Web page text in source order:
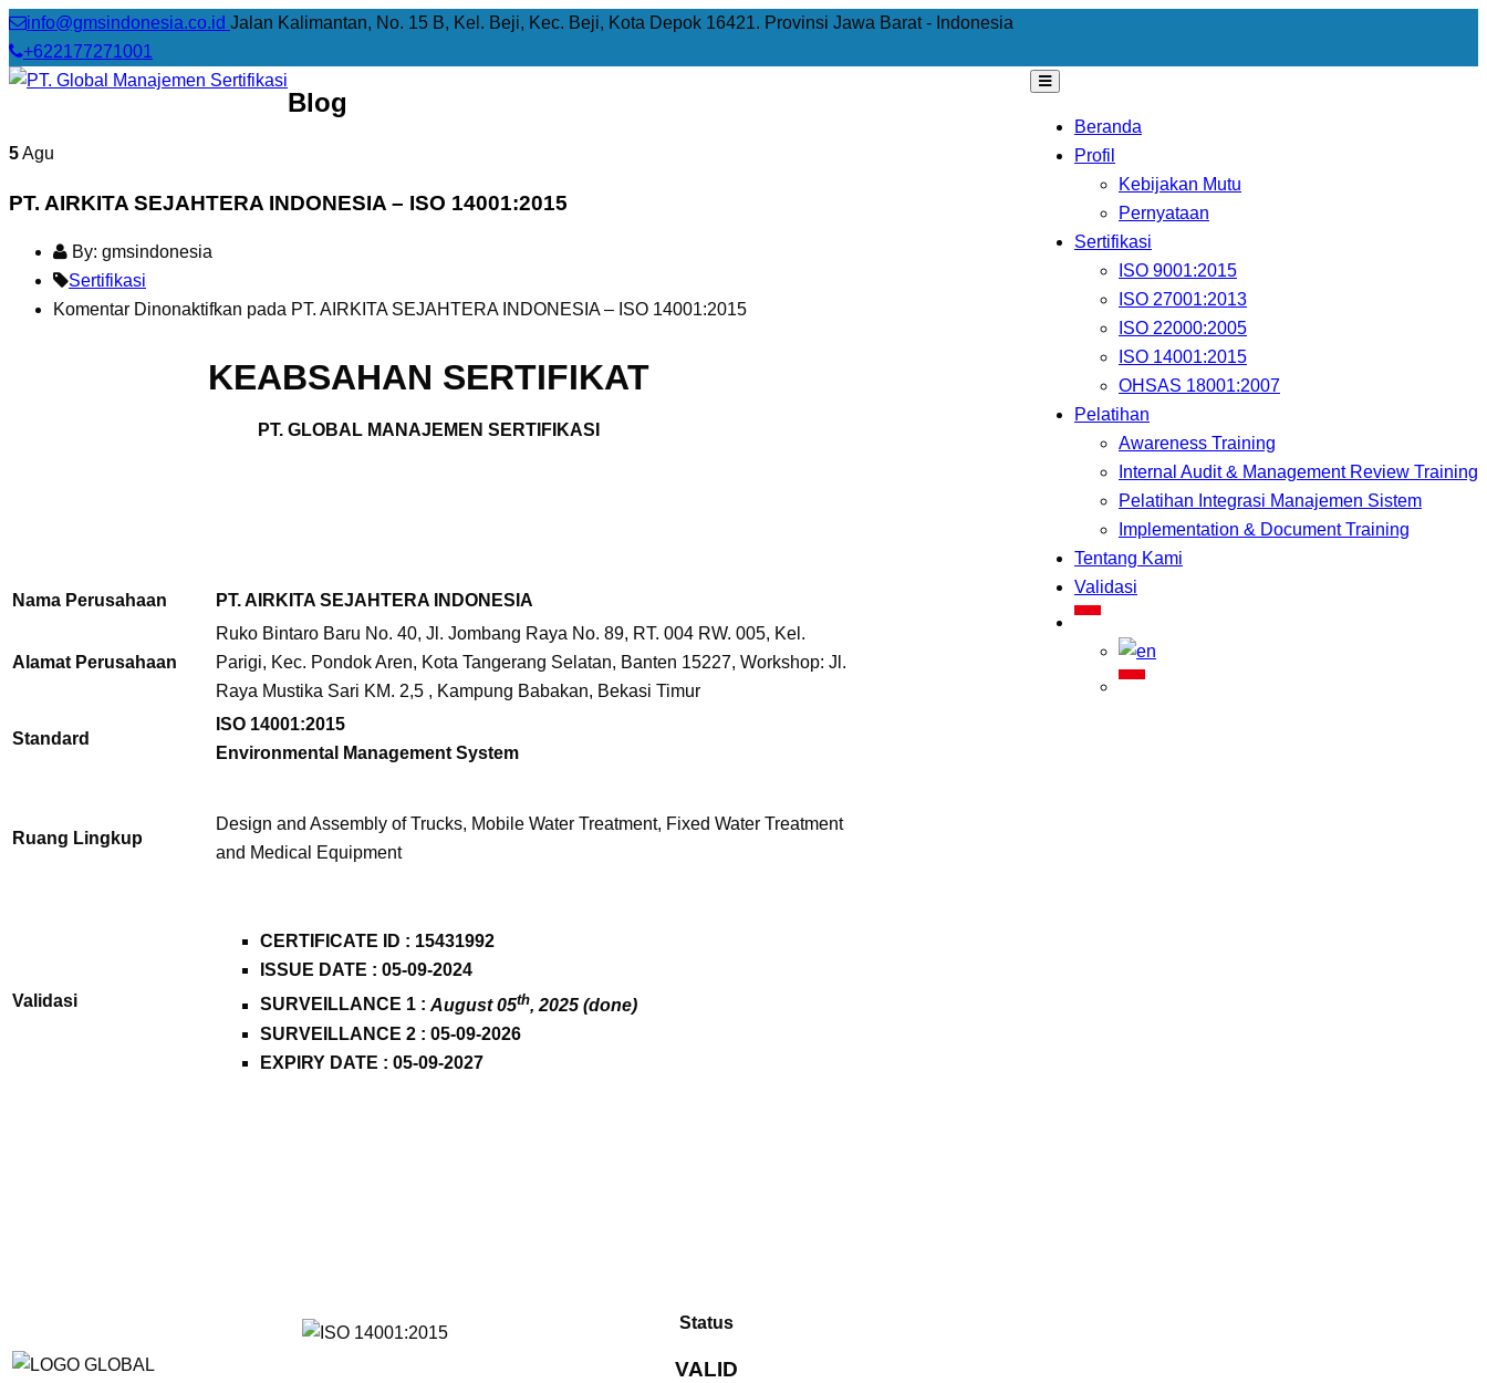
info@gmsindonesia.co.id Jalan Kalimantan, No. 15 B, Kel. Beji, Kec. Beji, Kota Depok 16421. Provinsi Jawa Barat - Indonesia
+622177271001
Beranda
Profil
Kebijakan Mutu
Pernyataan
Sertifikasi
ISO 9001:2015
ISO 27001:2013
ISO 22000:2005
ISO 14001:2015
OHSAS 18001:2007
Pelatihan
Awareness Training
Internal Audit & Management Review Training
Pelatihan Integrasi Manajemen Sistem
Implementation & Document Training
Tentang Kami
Validasi
Blog
5Agu
PT. AIRKITA SEJAHTERA INDONESIA – ISO 14001:2015
By: gmsindonesia
Sertifikasi
Komentar Dinonaktifkan pada PT. AIRKITA SEJAHTERA INDONESIA – ISO 14001:2015
KEABSAHAN SERTIFIKAT
PT. GLOBAL MANAJEMEN SERTIFIKASI
Nama Perusahaan PT. AIRKITA SEJAHTERA INDONESIA
Alamat Perusahaan
Ruko Bintaro Baru No. 40, Jl. Jombang Raya No. 89, RT. 004 RW. 005, Kel.
Parigi, Kec. Pondok Aren, Kota Tangerang Selatan, Banten 15227, Workshop: Jl.
Raya Mustika Sari KM. 2,5 , Kampung Babakan, Bekasi Timur
Standard
ISO 14001:2015
Environmental Management System
Ruang Lingkup
Design and Assembly of Trucks, Mobile Water Treatment, Fixed Water Treatment
and Medical Equipment
Validasi
CERTIFICATE ID : 15431992
ISSUE DATE : 05-09-2024
SURVEILLANCE 1 : August 05th, 2025 (done)
SURVEILLANCE 2 : 05-09-2026
EXPIRY DATE : 05-09-2027
Status
VALID